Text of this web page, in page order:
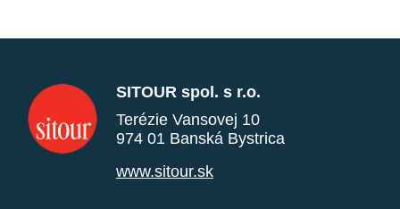
SITOUR spol. s r.o.
Terézie Vansovej 10
974 01 Banská Bystrica
www.sitour.sk